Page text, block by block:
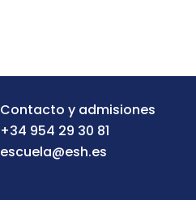
Contacto y admisiones
+34 954 29 30 81
escuela@esh.es